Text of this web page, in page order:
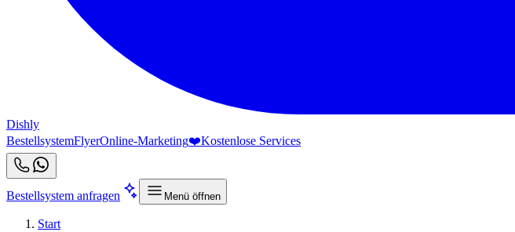
Dishly
BestellsystemFlyerOnline-Marketing❤️Kostenlose Services
Bestellsystem anfragen Menü öffnen
Start